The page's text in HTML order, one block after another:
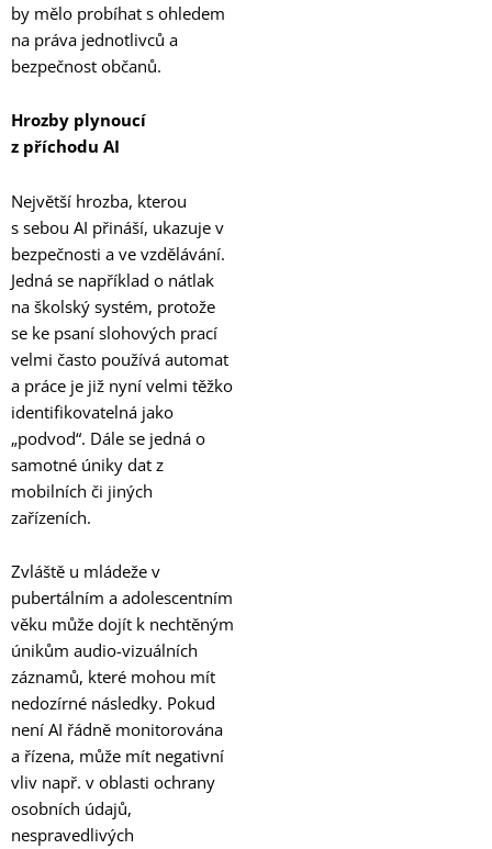
by mělo probíhat s ohledem
na práva jednotlivců a
bezpečnost občanů.
Hrozby plynoucí
z příchodu AI
Největší hrozba, kterou
s sebou AI přináší, ukazuje v
bezpečnosti a ve vzdělávání.
Jedná se například o nátlak
na školský systém, protože
se ke psaní slohových prací
velmi často používá automat
a práce je již nyní velmi těžko
identifikovatelná jako
„podvod“. Dále se jedná o
samotné úniky dat z
mobilních či jiných
zařízeních.
Zvláště u mládeže v
pubertálním a adolescentním
věku může dojít k nechtěným
únikům audio-vizuálních
záznamů, které mohou mít
nedozírné následky. Pokud
není AI řádně monitorována
a řízena, může mít negativní
vliv např. v oblasti ochrany
osobních údajů,
nespravedlivých